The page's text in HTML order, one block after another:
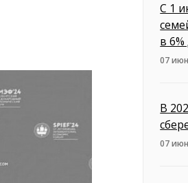
С 1
в
07
В
07